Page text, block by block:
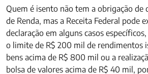
Quem é isento não tem a obrigação de
de Renda, mas a Receita Federal pode
declaração em alguns casos
o limite de R$ 200 mil de rendimentos
bens acima de R$ 800 mil ou a
bolsa de valores acima de R$ 40 mil,